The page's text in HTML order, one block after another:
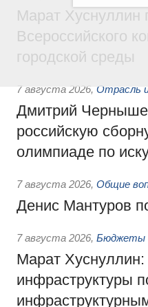
Марат Хуснуллин
Всероссийского
городской среды
7 августа 2026, Отрасль
Дмитрий
российскую
олимпиаде по
7 августа 2026, Общие
Денис Мантуров
7 августа 2026, Бюджеты
Марат Хуснуллин:
инфраструктуры